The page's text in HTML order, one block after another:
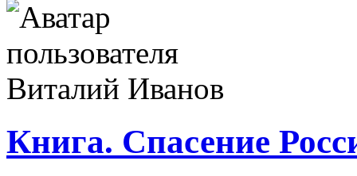
Книга. Спасение